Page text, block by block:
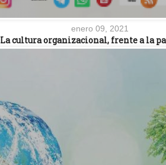
enero 09, 2021
La cultura organizacional, frente a la